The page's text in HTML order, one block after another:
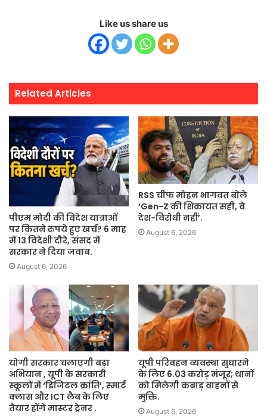
Like us share us
Related Articles
पीएम मोदी की विदेश यात्राओं
पर कितने रुपये हुए खर्च? 6 माह
में 13 विदेशी दौरे, संसद में
सरकार ने दिया जवाब.
August 6, 2026
RSS चीफ मोहन भागवत बोले
‘Gen-Z की शिकायत सही, वे
देश-विरोधी नहीं’.
August 6, 2026
योगी सरकार चलाएगी बड़ा
अभियान , यूपी के सरकारी
स्कूलों में ‘डिजिटल क्रांति’, स्मार्ट
क्लास और ICT लैब के लिए
तैयार होंगे मास्टर ट्रेनर .
यूपी परिवहन व्यवस्था सुधारने
के लिए 6.03 करोड़ मंजूर; थानों
को मिलेगी कबाड़ वाहनों से
मुक्ति.
August 6, 2026